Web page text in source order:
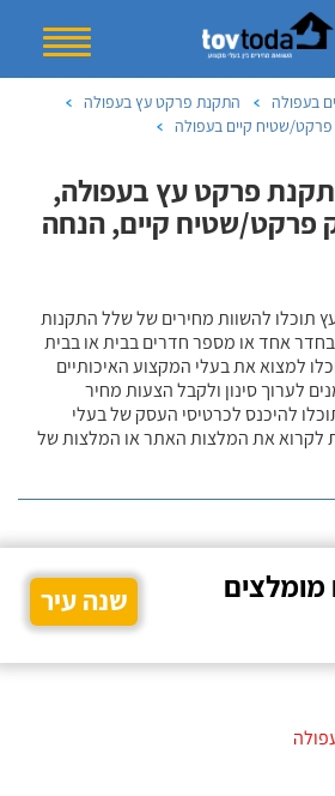
בעפולה
התקנת פרקט עץ בעפולה
שטיח קיים בעפולה
פרקט עץ בעפולה,
פרקט/שטיח קיים, הנחה
תוכלו להשוות מחירים של שלל התקנות
אחד או מספר חדרים בבית או בבית
למצוא את בעלי המקצוע האיכותיים
לערוך סינון ולקבל הצעות מחיר
להיכנס לכרטיסי העסק של בעלי
לקרוא את המלצות האתר או המלצות של
מומלצים
שנה עיר